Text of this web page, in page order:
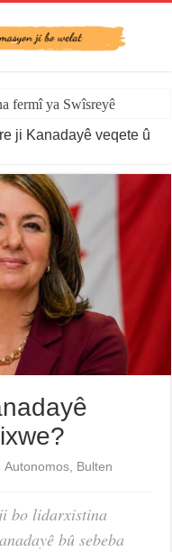
fermî ya Swîsreyê
ji Kanadayê veqete û
Autonomos, Bulten
bo lidarxistina
bû sebeba